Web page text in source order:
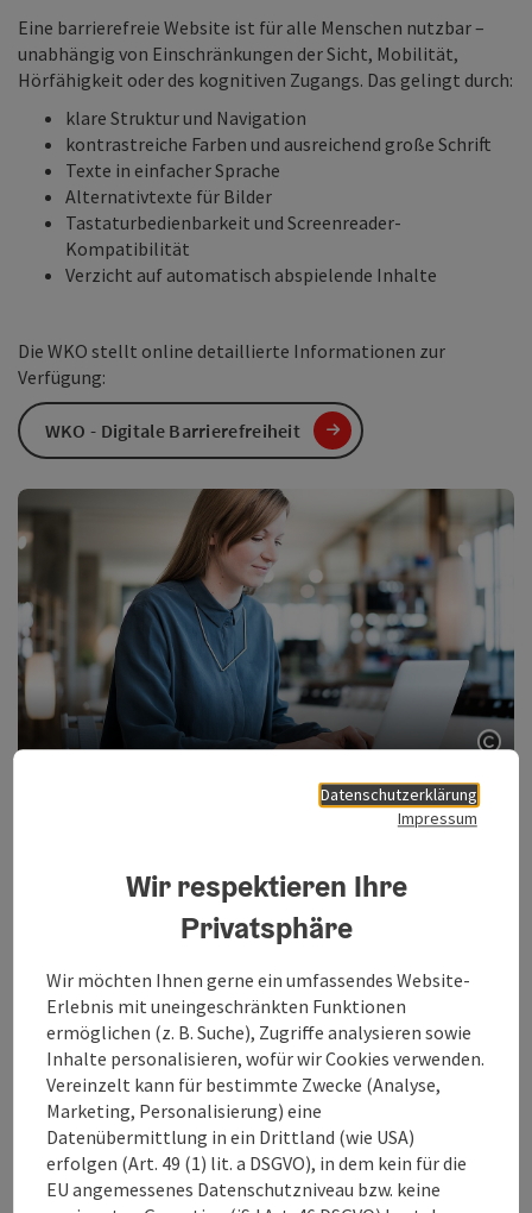
Eine barrierefreie Website ist für alle Menschen nutzbar –
unabhängig von Einschränkungen der Sicht, Mobilität,
Hörfähigkeit oder des kognitiven Zugangs. Das gelingt durch:
klare Struktur und Navigation
kontrastreiche Farben und ausreichend große Schrift
Texte in einfacher Sprache
Alternativtexte für Bilder
Tastaturbedienbarkeit und Screenreader-
Kompatibilität
Verzicht auf automatisch abspielende Inhalte
Die WKO stellt online detaillierte Informationen zur
Verfügung:
WKO - Digitale Barrierefreiheit
Ihr Mehrwert als Betrieb oder Destination
Beeinträchtigung und ihre Familien reisen gerne –
wenn sie sich willkommen fühlen. Barrierefreiheit wird
dabei zunehmend zum Buchungskriterium.
Gästekommunikation verbessern:Ein barrierefreier
Webauftritt erhöht die Zufriedenheit bei allen Gästen –
inklusive Senior:innen, internationalen Reisenden und
Menschen mit wenig Digitalerfahrung.
Pflichten rechtzeitig erfüllen: Ab 28. Juni 2025 wird das
Barrierefreiheitsgesetz für viele digitale
Dienstleistungen verpflichtend, insbesondere für
Online-Zimmerbuchungen oder Ticketverkäufe.
Vorbild sein in der Region:Betriebe, die digitale
Inklusion ernst nehmen, stärken nicht nur ihr eigenes
Datenschutzerklärung
Impressum
Wir respektieren Ihre
Privatsphäre
Wir möchten Ihnen gerne ein umfassendes Website-
Erlebnis mit uneingeschränkten Funktionen
ermöglichen (z. B. Suche), Zugriffe analysieren sowie
Inhalte personalisieren, wofür wir Cookies verwenden.
Vereinzelt kann für bestimmte Zwecke (Analyse,
Marketing, Personalisierung) eine
Datenübermittlung in ein Drittland (wie USA)
erfolgen (Art. 49 (1) lit. a DSGVO), in dem kein für die
EU angemessenes Datenschutzniveau bzw. keine